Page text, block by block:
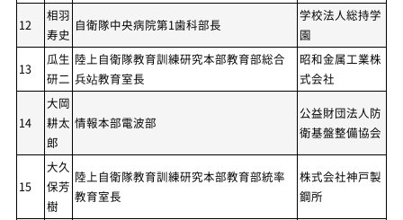
12
相羽
寿史
自衛隊中央病院第1歯科部長
学校法人総持学
園
13
瓜生
研二
陸上自衛隊教育訓練研究本部教育部総合
兵站教育室長
昭和金属工業株
式会社
14
大岡
耕太
郎
情報本部電波部
公益財団法人防
衛基盤整備協会
15
大久
保芳
樹
陸上自衛隊教育訓練研究本部教育部統率
教育室長
株式会社神戸製
鋼所